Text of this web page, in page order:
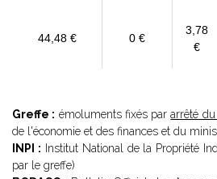
44,48 € 0 €
3,78
€
Greffe : émoluments fixés pararrêté
de l'économie et des finances et du
INPI : Institut National de la Propriété
par le greffe)